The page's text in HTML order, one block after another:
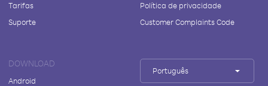
Tarifas
Suporte
Política de privacidade
Customer Complaints Code
DOWNLOAD
Android
Português